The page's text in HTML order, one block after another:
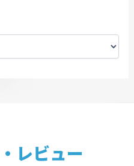
レビュー